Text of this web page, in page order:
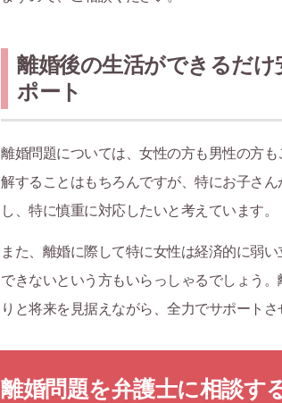
離婚後の生活ができるだ
ポート
離婚問題については、女性の方も男性の方
解することはもちろんですが、特にお子さ
し、特に慎重に対応したいと考えています。
また、離婚に際して特に女性は経済的に弱
できないという方もいらっしゃるでしょう
りと将来を見据えながら、全力でサポートさ
離婚問題を弁護士に相談す